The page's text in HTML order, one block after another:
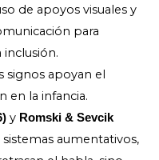
de apoyos visuales y
para
inclusión.
apoyan el
en la infancia.
y Romski & Sevcik
aumentativos,